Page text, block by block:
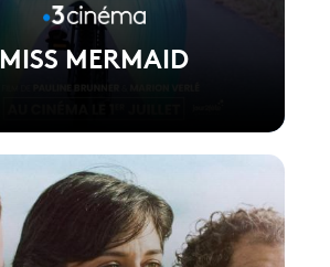
MISS MERMAID
Voir la fiche du film